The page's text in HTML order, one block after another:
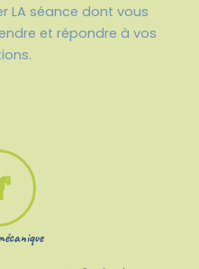
LA séance dont vous
et répondre à vos